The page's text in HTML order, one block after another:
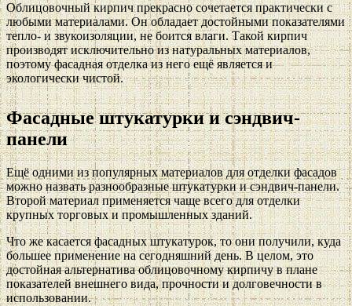
Облицовочный кирпич прекрасно сочетается практически с
любыми материалами. Он обладает достойными показателями
тепло- и звукоизоляции, не боится влаги. Такой кирпич
производят исключительно из натуральных материалов,
поэтому фасадная отделка из него ещё является и
экологически чистой.
Фасадные штукатурки и сэндвич-
панели
Ещё одними из популярных материалов для отделки фасадов
можно назвать разнообразные штукатурки и сэндвич-панели.
Второй материал применяется чаще всего для отделки
крупных торговых и промышленных зданий.
Что же касается фасадных штукатурок, то они получили, куда
большее применение на сегодняшний день. В целом, это
достойная альтернатива облицовочному кирпичу в плане
показателей внешнего вида, прочности и долговечности в
использовании.